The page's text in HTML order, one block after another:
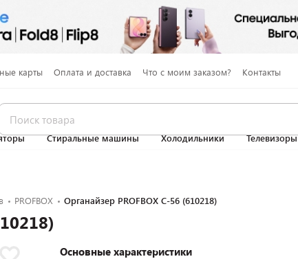
карты Оплата и доставка Что с моим заказом? Контакты
Стиральные машины Холодильники Телевизоры
PROFBOX Органайзер PROFBOX C-56 (610218)
Основные характеристики